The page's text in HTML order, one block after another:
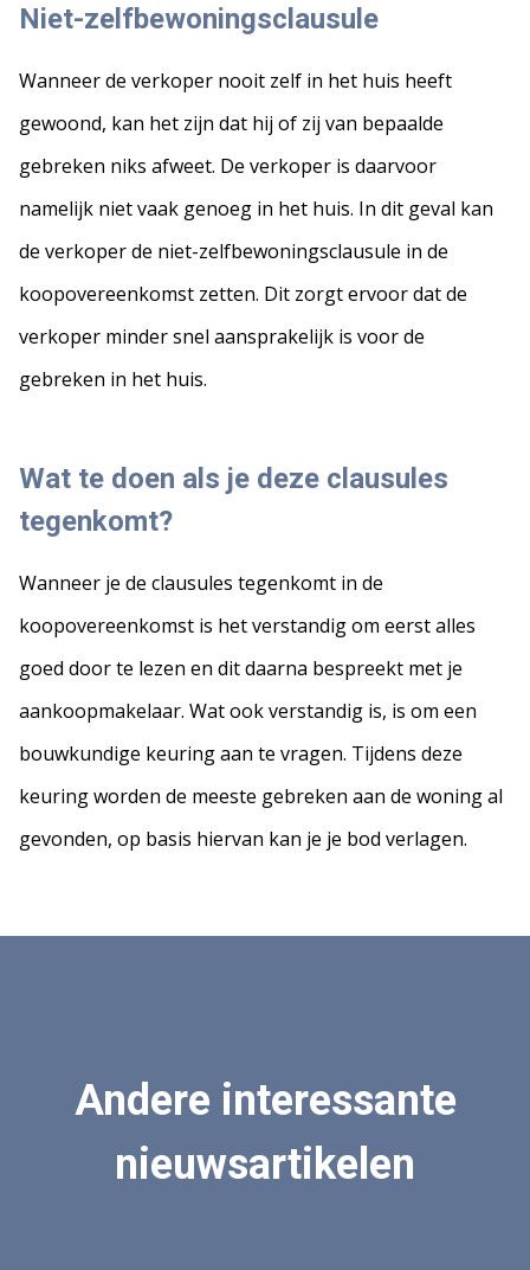
Niet-zelfbewoningsclausule
Wanneer de verkoper nooit zelf in het huis heeft
gewoond, kan het zijn dat hij of zij van bepaalde
gebreken niks afweet. De verkoper is daarvoor
namelijk niet vaak genoeg in het huis. In dit geval kan
de verkoper de niet-zelfbewoningsclausule in de
koopovereenkomst zetten. Dit zorgt ervoor dat de
verkoper minder snel aansprakelijk is voor de
gebreken in het huis.
Wat te doen als je deze clausules
tegenkomt?
Wanneer je de clausules tegenkomt in de
koopovereenkomst is het verstandig om eerst alles
goed door te lezen en dit daarna bespreekt met je
aankoopmakelaar. Wat ook verstandig is, is om een
bouwkundige keuring aan te vragen. Tijdens deze
keuring worden de meeste gebreken aan de woning al
gevonden, op basis hiervan kan je je bod verlagen.
Andere interessante
nieuwsartikelen